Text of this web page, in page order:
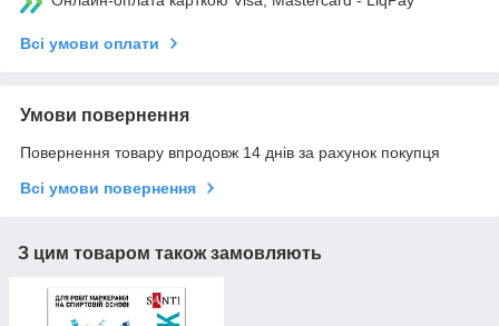
Всі умови оплати
Умови повернення
Повернення товару впродовж 14 днів за рахунок покупця
Всі умови повернення
З цим товаром також замовляють